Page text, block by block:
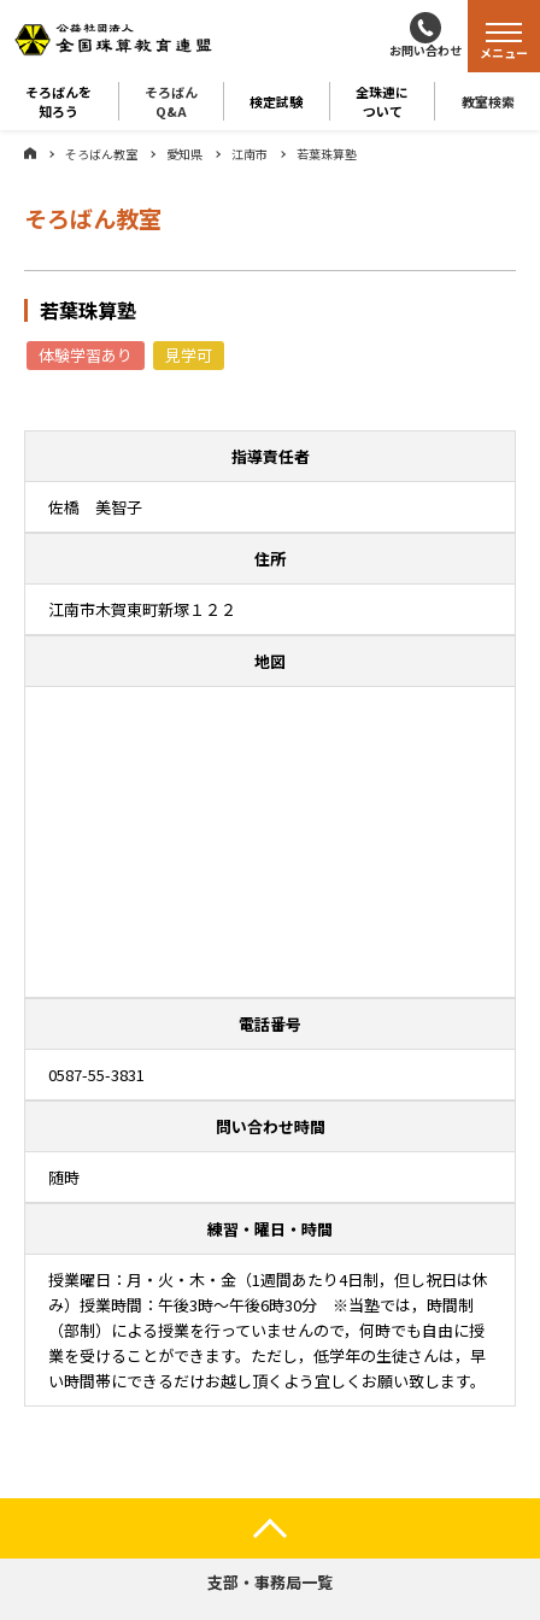
お問い合わせ
そろばんを
知ろう
そろばん
Q&A
検定試験
全珠連に
ついて
教室検索
メニュー
そろばん教室 愛知県 江南市 若葉珠算塾
そろばん教室
若葉珠算塾
体験学習あり 見学可
指導責任者
佐橋 美智子
住所
江南市木賀東町新塚１２２
地図
電話番号
0587-55-3831
問い合わせ時間
随時
練習・曜日・時間
授業曜日：月・火・木・金（1週間あたり4日制，但し祝日は休
み）授業時間：午後3時～午後6時30分 ※当塾では，時間制
（部制）による授業を行っていませんので，何時でも自由に授
業を受けることができます。ただし，低学年の生徒さんは，早
い時間帯にできるだけお越し頂くよう宜しくお願い致します。
支部・事務局一覧